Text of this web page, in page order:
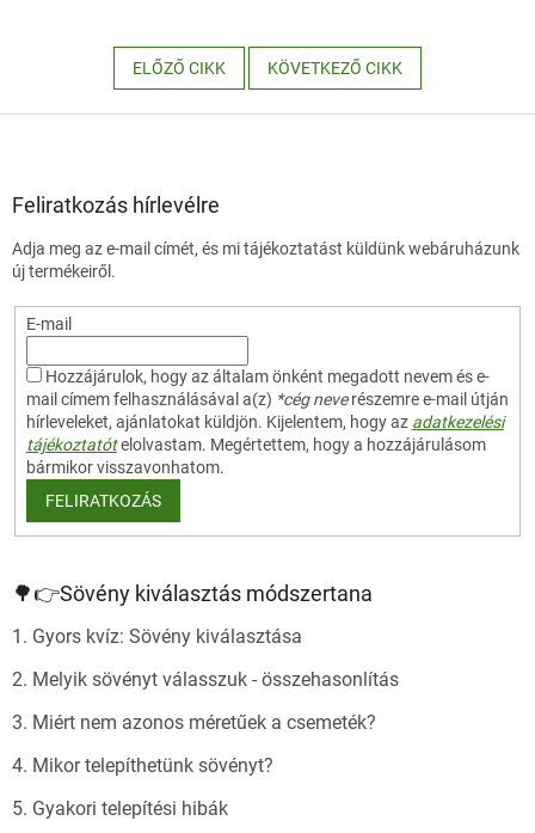
ELŐZŐ CIKK KÖVETKEZŐ CIKK
Feliratkozás hírlevélre
Adja meg az e-mail címét, és mi tájékoztatást küldünk webáruházunk
új termékeiről.
E-mail
Hozzájárulok, hogy az általam önként megadott nevem és e-
mail címem felhasználásával a(z) *cég neverészemre e-mail útján
hírleveleket, ajánlatokat küldjön. Kijelentem, hogy az adatkezelési
tájékoztatót elolvastam. Megértettem, hogy a hozzájárulásom
bármikor visszavonhatom.
FELIRATKOZÁS
🌳👉Sövény kiválasztás módszertana
1. Gyors kvíz: Sövény kiválasztása
2. Melyik sövényt válasszuk - összehasonlítás
3. Miért nem azonos méretűek a csemeték?
4. Mikor telepíthetünk sövényt?
5. Gyakori telepítési hibák